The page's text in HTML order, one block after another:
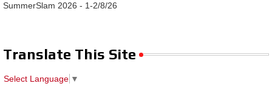
SummerSlam 2026 - 1-2/8/26
Translate This Site
Select Language ▼